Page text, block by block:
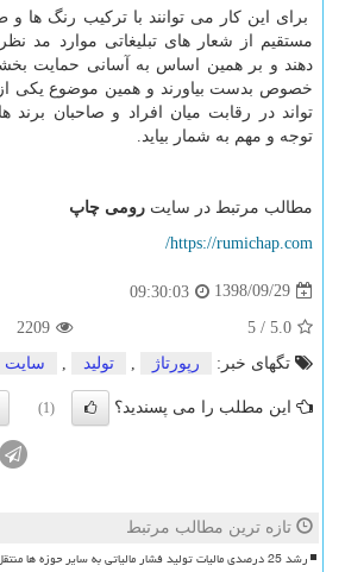
برای این کار می توانند با ترکیب رنگ ها و
مستقیم از شعار های تبلیغاتی موارد مد
دهند و بر همین اساس به آسانی حمایت
خصوص بدست بیاورند و همین موضوع یکی
تواند در رقابت میان افراد و صاحبان برند
توجه و مهم به شمار بیاید.
مطالب مرتبط در سایت رومی چاپ
https://rumichap.com/
1398/09/29
09:30:03
5.0
/
5
2209
تگهای خبر:
رپورتاژ تولید سایت
این مطلب را می پسندید؟ (1)
تازه ترین مطالب مرتبط
رشد 25 درصدی مالیات تولید فشار مالیاتی به سایر حوزه ها منتقل شد